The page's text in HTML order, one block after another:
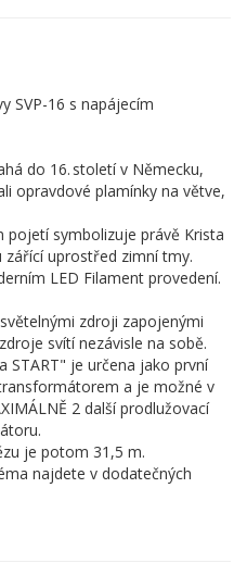
SVP-16 s napájecím
do 16. století v Německu,
opravdové plamínky na větve,
pojetí symbolizuje právě Krista
zářící uprostřed zimní tmy.
LED Filament provedení.
zdroji zapojenými
svítí nezávisle na sobě.
START" je určena jako první
a je možné v
2 další prodlužovací
je potom 31,5 m.
najdete v dodatečných